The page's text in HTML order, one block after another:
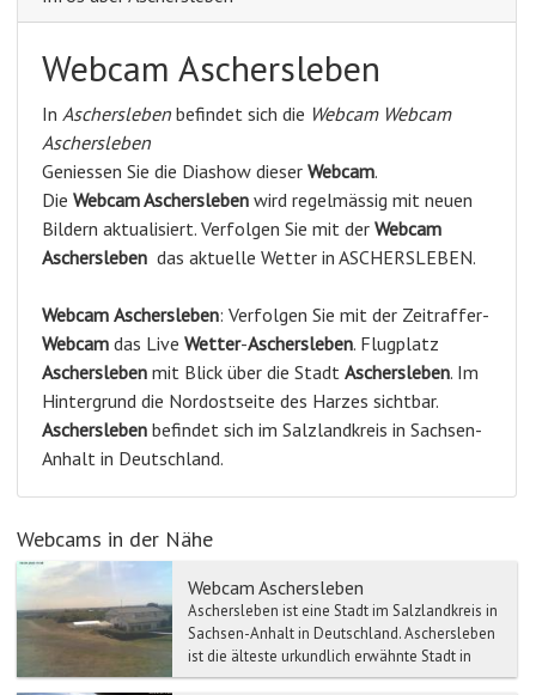
Webcam Aschersleben
In Aschersleben befindet sich die Webcam Webcam
Aschersleben
Geniessen Sie die Diashow dieser Webcam.
Die Webcam Aschersleben wird regelmässig mit neuen
Bildern aktualisiert. Verfolgen Sie mit der Webcam
Aschersleben das aktuelle Wetter in ASCHERSLEBEN.
Webcam Aschersleben: Verfolgen Sie mit der Zeitraffer-
Webcam das Live Wetter-Aschersleben. Flugplatz
Aschersleben mit Blick über die Stadt Aschersleben. Im
Hintergrund die Nordostseite des Harzes sichtbar.
Aschersleben befindet sich im Salzlandkreis in Sachsen-
Anhalt in Deutschland.
Webcams in der Nähe
Webcam Aschersleben
Aschersleben ist eine Stadt im Salzlandkreis in
Sachsen-Anhalt in Deutschland. Aschersleben
ist die älteste urkundlich erwähnte Stadt in
Sachsen-An...